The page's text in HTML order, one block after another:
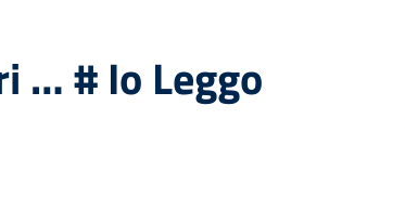
… # Io Leggo